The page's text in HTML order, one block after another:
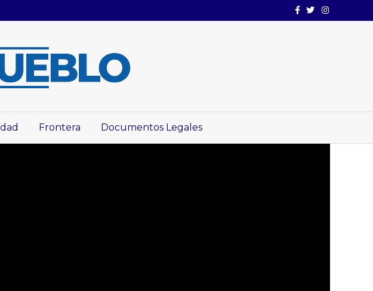
Facebook
TwitterInstagram
Frontera Documentos Legales